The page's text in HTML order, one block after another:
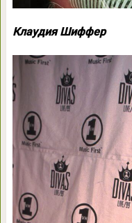
Клаудия Шиффер